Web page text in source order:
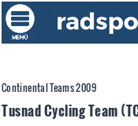
Continental Teams 2009
Tusnad Cycling Team